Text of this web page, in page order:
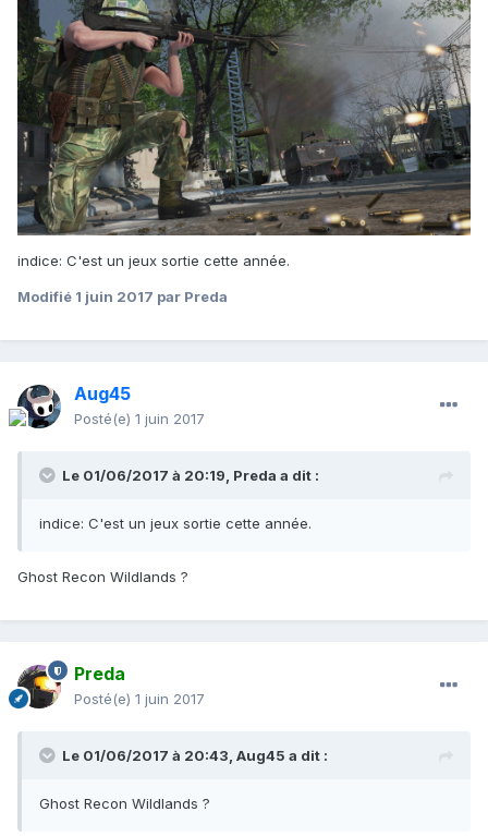
indice: C'est un jeux sortie cette année.
Modifié 1 juin 2017 par Preda
Aug45
Posté(e) 1 juin 2017
Le 01/06/2017 à 20:19, Preda a dit :
indice: C'est un jeux sortie cette année.
Ghost Recon Wildlands ?
Preda
Posté(e) 1 juin 2017
Le 01/06/2017 à 20:43, Aug45 a dit :
Ghost Recon Wildlands ?